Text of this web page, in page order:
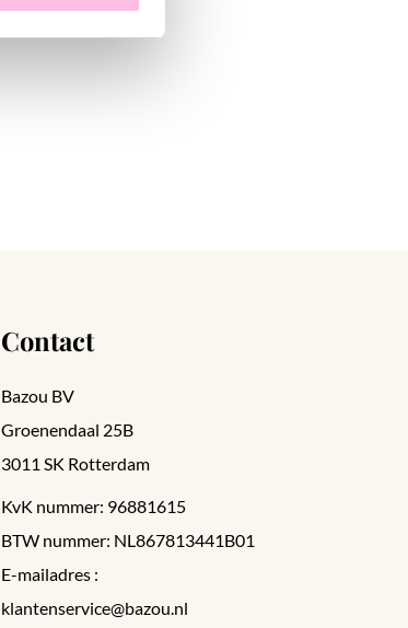
Contact
Bazou BV
Groenendaal 25B
3011 SK Rotterdam
KvK nummer: 96881615
BTW nummer: NL867813441B01
E-mailadres :
klantenservice@bazou.nl